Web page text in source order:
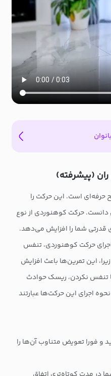
حرفه‌ای است. این حرکت را
حرکت کوهنوردی از نوع
شما را افزایش می‌دهد.
حرکت کوهنوردی، تنفس
این تمرین‌ها باعث افزایش
نکردن، ریسک حوادث
اجرای این حرکت‌ها عبارتند
و فورا تعویض متناوب آن‌ها را